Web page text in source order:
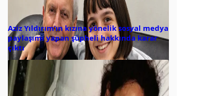
Aziz Yıldırım’ın kızına yönelik sosyal medya
paylaşımı yapan şüpheli hakkında karar
çıktı